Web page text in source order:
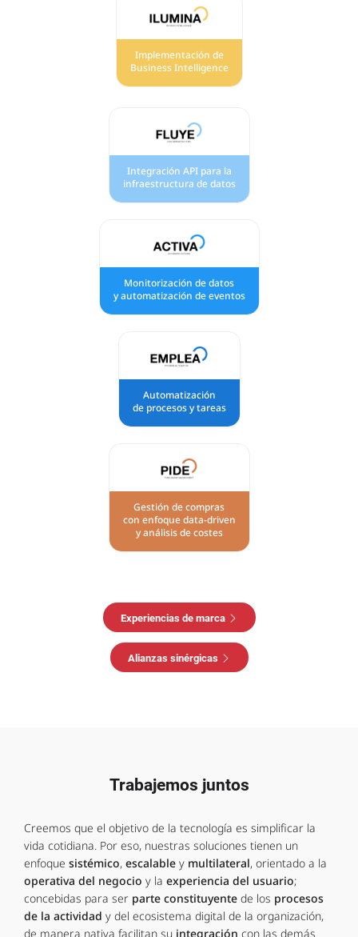
Implementación de
Business Intelligence
Integración API para la
infraestructura de datos
Monitorización de datos
y automatización de eventos
Automatización
de procesos y tareas
Gestión de compras
con enfoque data-driven
y análisis de costes
Experiencias de marca
Alianzas sinérgicas
Trabajemos juntos
Creemos que el objetivo de la tecnología es simplificar la
vida cotidiana. Por eso, nuestras soluciones tienen un
enfoque sistémico, escalable y multilateral, orientado a la
operativa del negocio y la experiencia del usuario;
concebidas para ser parte constituyente de los procesos
de la actividad y del ecosistema digital de la organización,
de manera nativa facilitan su integración con las demás